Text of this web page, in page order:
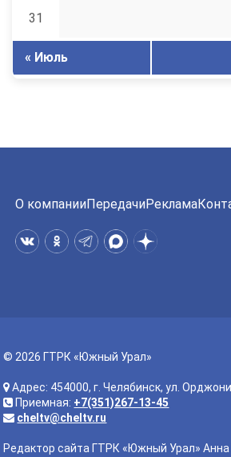
31
« Июль
О компанииПередачиРеклама
© 2026 ГТРК «Южный Урал»
Адрес: 454000, г. Челябинск, ул.
Приемная: +7(351)267-13-45
cheltv@cheltv.ru
Редактор сайта ГТРК «Южный Урал»